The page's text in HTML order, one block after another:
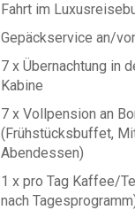
Fahrt im
Gepäckservice an/
7 x Übernachtung in
Kabine
7 x Vollpension an
(Frühstücksbuffet,
Abendessen)
1 x pro Tag Kaffee/
nach